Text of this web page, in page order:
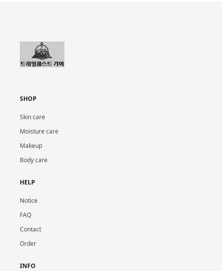
SHOP
Skin care
Moisture care
Makeup
Body care
HELP
Notice
FAQ
Contact
Order
INFO